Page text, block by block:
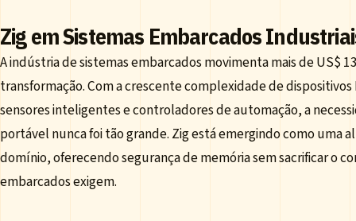
Zig em Sistemas Embarcados
A indústria de sistemas embarcados movimenta mais de US$
transformação. Com a crescente complexidade de
sensores inteligentes e controladores de automação, a
portável nunca foi tão grande. Zig está emergindo como uma
domínio, oferecendo segurança de memória sem sacrificar o
embarcados exigem.